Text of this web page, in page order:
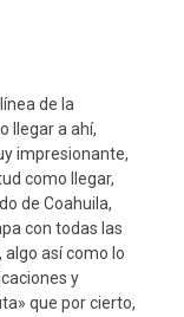
de la
llegar a ahí,
impresionante,
como llegar,
de Coahuila,
con todas las
así como lo
y
que por cierto,